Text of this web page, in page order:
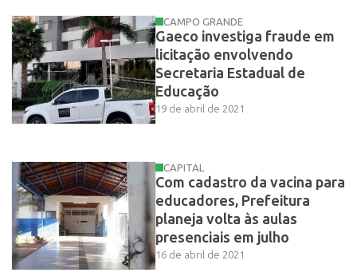
CAMPO GRANDE
Gaeco investiga fraude em
licitação envolvendo
Secretaria Estadual de
Educação
19 de abril de 2021
CAPITAL
Com cadastro da vacina para
educadores, Prefeitura
planeja volta às aulas
presenciais em julho
16 de abril de 2021